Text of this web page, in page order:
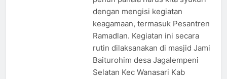
dengan mengisi kegiatan
keagamaan, termasuk Pesantren
Ramadlan. Kegiatan ini secara
rutin dilaksanakan di masjid Jami
Baiturohim desa Jagalempeni
Selatan Kec Wanasari Kab